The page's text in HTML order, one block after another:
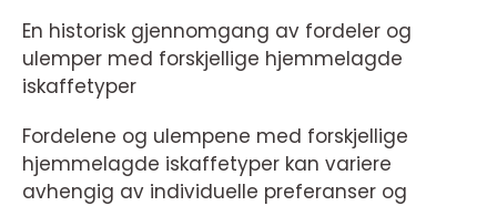
En historisk gjennomgang av fordeler og
ulemper med forskjellige hjemmelagde
iskaffetyper
Fordelene og ulempene med forskjellige
hjemmelagde iskaffetyper kan variere
avhengig av individuelle preferanser og